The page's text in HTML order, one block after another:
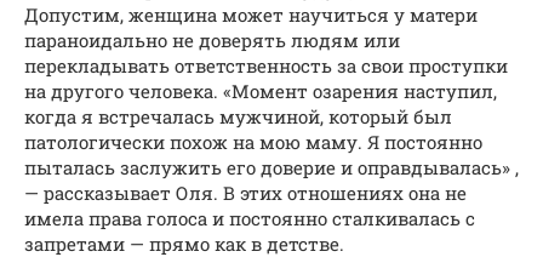
Допустим, женщина может научиться у матери
параноидально не доверять людям или
перекладывать ответственность за свои проступки
на другого человека. «Момент озарения наступил,
когда я встречалась мужчиной, который был
патологически похож на мою маму. Я постоянно
пыталась заслужить его доверие и оправдывалась» ,
— рассказывает Оля. В этих отношениях она не
имела права голоса и постоянно сталкивалась с
запретами — прямо как в детстве.